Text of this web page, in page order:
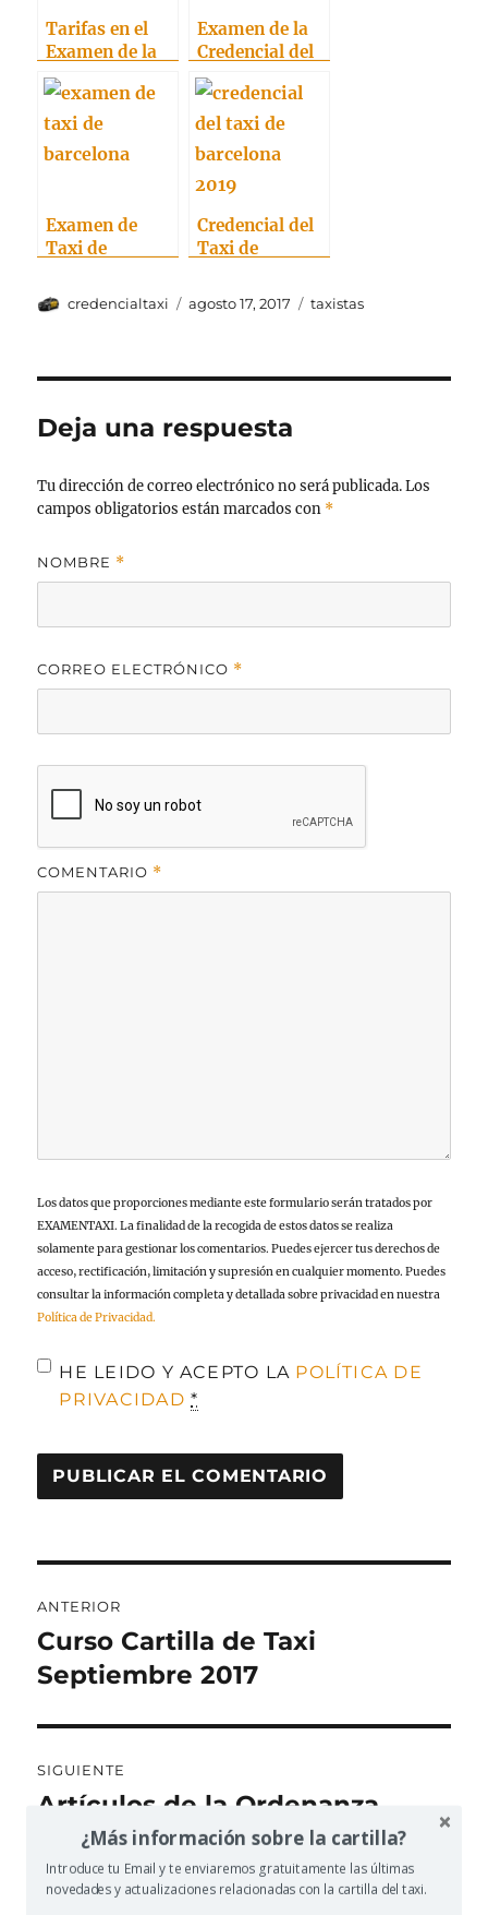
Tarifas en el
Examen de la
Credencial del
Taxi
Examen de la
Credencial del
Taxi de
Barcelona
Examen de
Taxi de
Convocatoria
2017
Credencial del
Taxi de
Autor
credencialtaxi
Publicado
agosto 17, 2017 Categorías
taxistas
Deja una respuesta
Tu dirección de correo electrónico no será publicada. Los
campos obligatorios están marcados con *
NOMBRE *
CORREO ELECTRÓNICO *
COMENTARIO *
Los datos que proporciones mediante este formulario serán tratados por
EXAMENTAXI. La finalidad de la recogida de estos datos se realiza
solamente para gestionar los comentarios. Puedes ejercer tus derechos de
acceso, rectificación, limitación y supresión en cualquier momento. Puedes
consultar la información completa y detallada sobre privacidad en nuestra
Política de Privacidad.
HE LEIDO Y ACEPTO LA POLÍTICA DE
PRIVACIDAD *
de
entradas
ANTERIOR
Entrada
anterior:
Curso Cartilla de Taxi
Septiembre 2017
SIGUIENTE
Entrada
siguiente:
Artículos de la Ordenanza
anulados por TSJM
¿Más información sobre la cartilla?
Introduce tu Email y te enviaremos gratuitamente las últimas
novedades y actualizaciones relacionadas con la cartilla del taxi.